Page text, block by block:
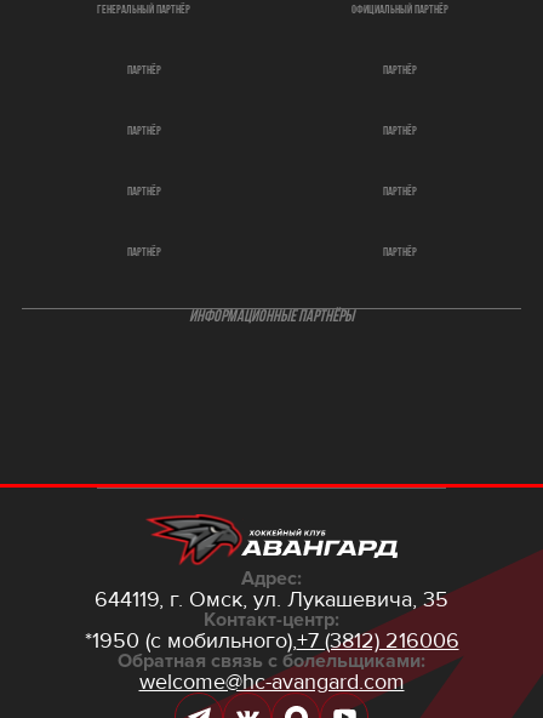
генеральный партнёр официальный партнёр
партнёр партнёр
партнёр партнёр
партнёр партнёр
партнёр партнёр
ИНФОРМАЦИОННЫЕ ПАРТНЁРЫ
Адрес:
644119, г. Омск, ул. Лукашевича, 35
Контакт-центр:
*1950 (с мобильного),+7 (3812) 216006
Обратная связь с болельщиками:
welcome@hc-avangard.com